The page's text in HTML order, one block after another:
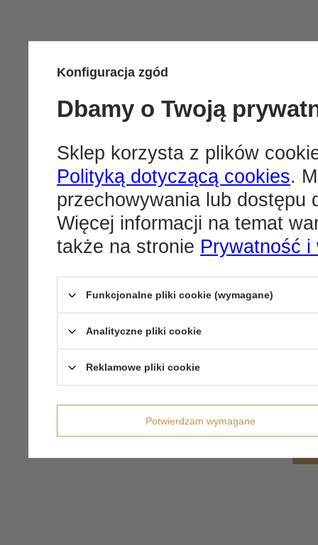
Konfiguracja zgód
Dbamy o Twoją
Sklep korzysta z plików
Polityką dotyczącą cookies.
przechowywania lub dostępu
Więcej informacji na temat
także na stronie Prywatność i
Funkcjonalne pliki cookie (wymagane)
Analityczne pliki cookie
Reklamowe pliki cookie
Potwierdzam wymagane